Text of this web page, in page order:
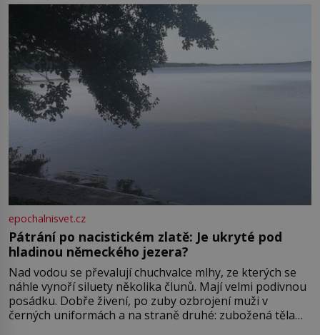
ve13. století, a už v roce 1313 kronikáři zaznamenali
epochalnisvet.cz
Pátrání po nacistickém zlatě: Je ukryté pod
hladinou německého jezera?
Nad vodou se převalují chuchvalce mlhy, ze kterých se
náhle vynoří siluety několika člunů. Mají velmi podivnou
posádku. Dobře živení, po zuby ozbrojení muži v
černých uniformách a na straně druhé: zubožená těla